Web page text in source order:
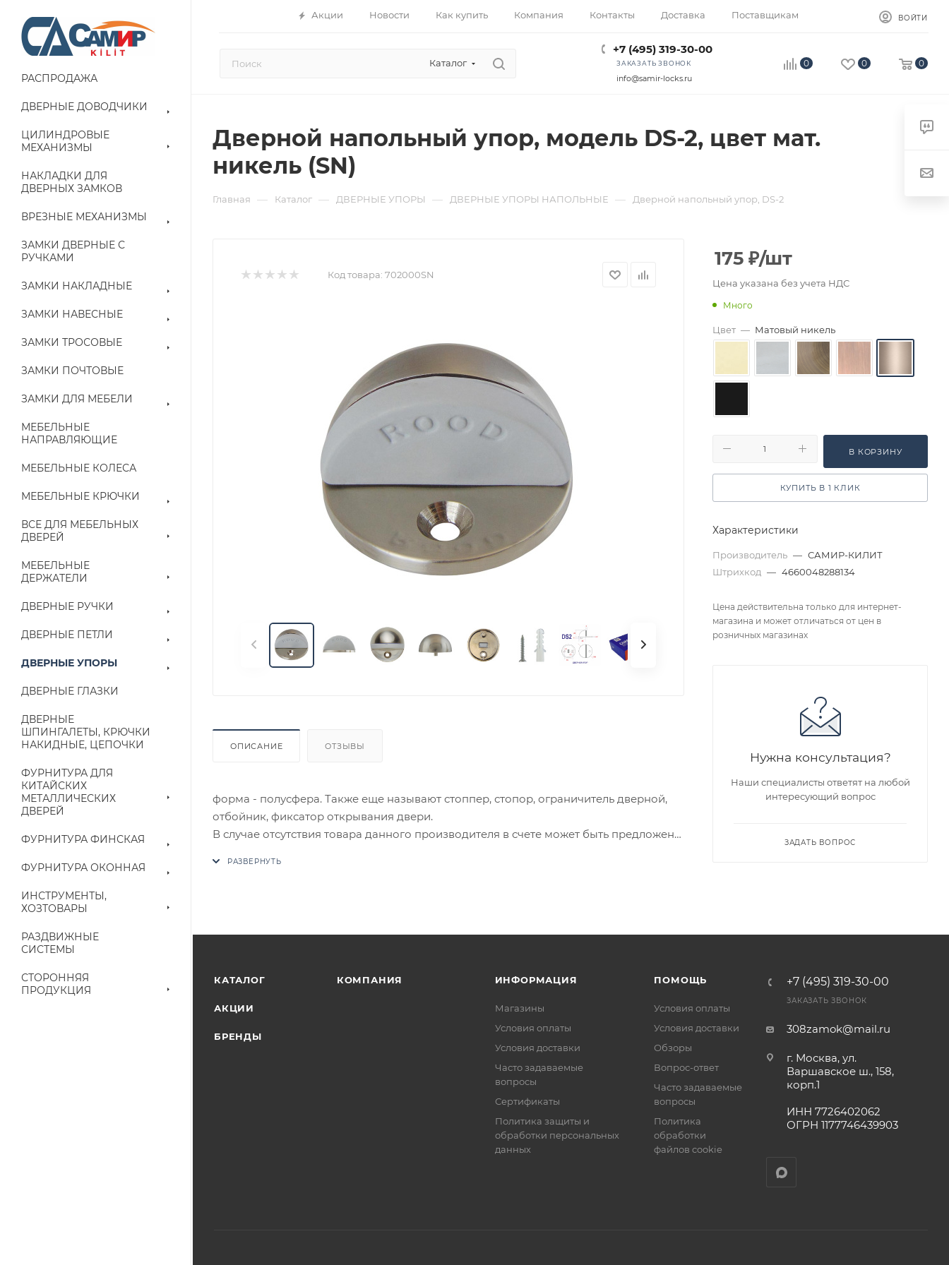
Акции Новости Как купить Компания Контакты Доставка Поставщикам ВОЙТИ
Каталог
+7 (495) 319-30-00
ЗАКАЗАТЬ ЗВОНОК
info@samir-locks.ru
0 0 0
РАСПРОДАЖА
ДВЕРНЫЕ ДОВОДЧИКИ
ЦИЛИНДРОВЫЕ
МЕХАНИЗМЫ
НАКЛАДКИ ДЛЯ
ДВЕРНЫХ ЗАМКОВ
ВРЕЗНЫЕ МЕХАНИЗМЫ
ЗАМКИ ДВЕРНЫЕ С
РУЧКАМИ
ЗАМКИ НАКЛАДНЫЕ
ЗАМКИ НАВЕСНЫЕ
ЗАМКИ ТРОСОВЫЕ
ЗАМКИ ПОЧТОВЫЕ
ЗАМКИ ДЛЯ МЕБЕЛИ
МЕБЕЛЬНЫЕ
НАПРАВЛЯЮЩИЕ
МЕБЕЛЬНЫЕ КОЛЕСА
МЕБЕЛЬНЫЕ КРЮЧКИ
ВСЕ ДЛЯ МЕБЕЛЬНЫХ
ДВЕРЕЙ
МЕБЕЛЬНЫЕ
ДЕРЖАТЕЛИ
ДВЕРНЫЕ РУЧКИ
ДВЕРНЫЕ ПЕТЛИ
ДВЕРНЫЕ УПОРЫ
ДВЕРНЫЕ ГЛАЗКИ
ДВЕРНЫЕ
ШПИНГАЛЕТЫ, КРЮЧКИ
НАКИДНЫЕ, ЦЕПОЧКИ
ФУРНИТУРА ДЛЯ
КИТАЙСКИХ
МЕТАЛЛИЧЕСКИХ
ДВЕРЕЙ
ФУРНИТУРА ФИНСКАЯ
ФУРНИТУРА ОКОННАЯ
ИНСТРУМЕНТЫ,
ХОЗТОВАРЫ
РАЗДВИЖНЫЕ
СИСТЕМЫ
СТОРОННЯЯ
ПРОДУКЦИЯ
Дверной напольный упор, модель DS-2, цвет мат.
никель (SN)
Главная — Каталог — ДВЕРНЫЕ УПОРЫ — ДВЕРНЫЕ УПОРЫ НАПОЛЬНЫЕ — Дверной напольный упор, DS-2
Код товара: 702000SN
ОПИСАНИЕ ОТЗЫВЫ
форма - полусфера. Также еще называют стоппер, стопор, ограничитель дверной,
отбойник, фиксатор открывания двери.
В случае отсутствия товара данного производителя в счете может быть предложен
выставленного счета.
175 ₽/шт
Цена указана без учета НДС
Много
Цвет — Матовый никель
В КОРЗИНУ
КУПИТЬ В 1 КЛИК
Характеристики
Производитель — САМИР-КИЛИТ
Штрихкод — 4660048288134
Цена действительна только для интернет-
магазина и может отличаться от цен в
розничных магазинах
Нужна консультация?
Наши специалисты ответят на любой
интересующий вопрос
ЗАДАТЬ ВОПРОС
КАТАЛОГ
АКЦИИ
БРЕНДЫ
КОМПАНИЯ ИНФОРМАЦИЯ
Магазины
Условия оплаты
Условия доставки
Часто задаваемые
вопросы
Сертификаты
Политика защиты и
обработки персональных
данных
ПОМОЩЬ
Условия оплаты
Условия доставки
Обзоры
Вопрос-ответ
Часто задаваемые
вопросы
Политика
обработки
файлов cookie
+7 (495) 319-30-00
ЗАКАЗАТЬ ЗВОНОК
308zamok@mail.ru
г. Москва, ул.
Варшавское ш., 158,
корп.1
ИНН 7726402062
ОГРН 1177746439903